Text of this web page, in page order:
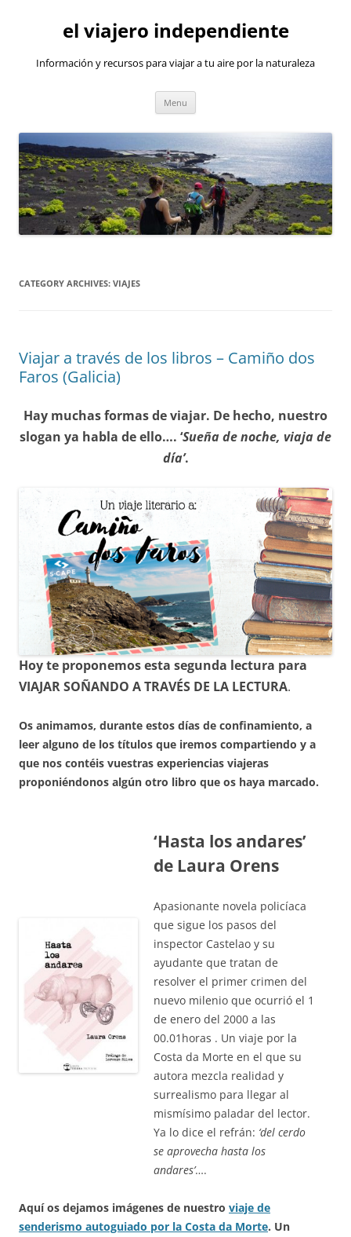
el viajero independiente
Información y recursos para viajar a tu aire por la naturaleza
Menu
CATEGORY ARCHIVES: VIAJES
Viajar a través de los libros – Camiño dos
Faros (Galicia)
Hay muchas formas de viajar. De hecho, nuestro
slogan ya habla de ello…. ‘Sueña de noche, viaja de
día’.
Hoy te proponemos esta segunda lectura para
VIAJAR SOÑANDO A TRAVÉS DE LA LECTURA.
Os animamos, durante estos días de confinamiento, a
leer alguno de los títulos que iremos compartiendo y a
que nos contéis vuestras experiencias viajeras
proponiéndonos algún otro libro que os haya marcado.
‘Hasta los andares’
de Laura Orens
Apasionante novela policíaca
que sigue los pasos del
inspector Castelao y su
ayudante que tratan de
resolver el primer crimen del
nuevo milenio que ocurrió el 1
de enero del 2000 a las
00.01horas . Un viaje por la
Costa da Morte en el que su
autora mezcla realidad y
surrealismo para llegar al
mismísimo paladar del lector.
Ya lo dice el refrán: ‘del cerdo
se aprovecha hasta los
andares’….
Aquí os dejamos imágenes de nuestro viaje de
senderismo autoguiado por la Costa da Morte. Un